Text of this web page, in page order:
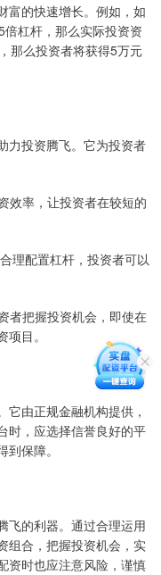
富的快速增长。例如，如
杠杆，那么实际投资资
那么投资者将获得5万元
力投资腾飞。它为投资者
效率，让投资者在较短的
理配置杠杆，投资者可以
者把握投资机会，即使在
目。
由正规金融机构提供，
时，应选择信誉良好的平
保障。
飞的利器。通过合理运用
组合，把握投资机会，实
资时也应注意风险，谨慎